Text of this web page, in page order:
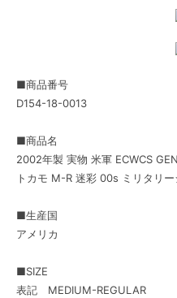
■商品番号
D154-18-0013
■商品名
2002年製 実物 米軍 ECWCS
トカモ M-R 迷彩 00s ミリタリ
■生産国
アメリカ
■SIZE
表記 MEDIUM-REGULAR